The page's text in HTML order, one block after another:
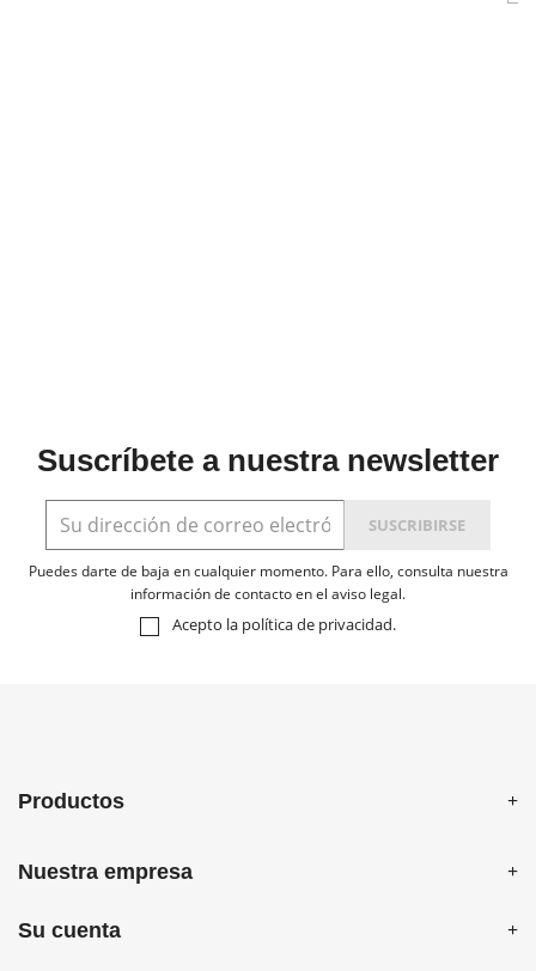
Suscríbete a nuestra newsletter
Puedes darte de baja en cualquier momento. Para ello, consulta nuestra
información de contacto en el aviso legal.
Acepto la política de privacidad.
Productos
Nuestra empresa
Su cuenta